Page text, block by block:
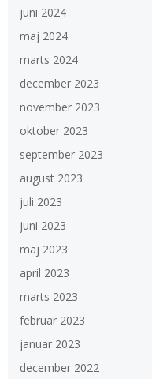
juni 2024
maj 2024
marts 2024
december 2023
november 2023
oktober 2023
september 2023
august 2023
juli 2023
juni 2023
maj 2023
april 2023
marts 2023
februar 2023
januar 2023
december 2022